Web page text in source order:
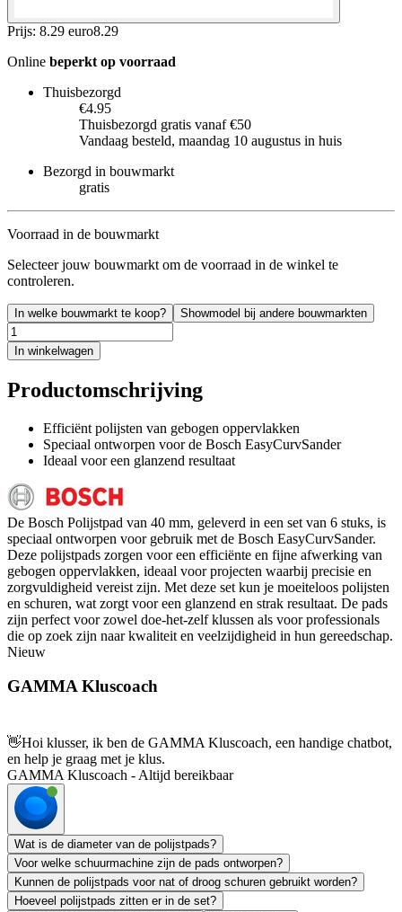
Prijs: 8.29 euro8.29
Online beperkt op voorraad
Thuisbezorgd
€4.95
Thuisbezorgd gratis vanaf €50
Vandaag besteld, maandag 10 augustus in huis
Bezorgd in bouwmarkt
gratis
Voorraad in de bouwmarkt
Selecteer jouw bouwmarkt om de voorraad in de winkel te
controleren.
In welke bouwmarkt te koop? Showmodel bij andere bouwmarkten
In winkelwagen
Productomschrijving
Efficiënt polijsten van gebogen oppervlakken
Speciaal ontworpen voor de Bosch EasyCurvSander
Ideaal voor een glanzend resultaat
De Bosch Polijstpad van 40 mm, geleverd in een set van 6 stuks, is
speciaal ontworpen voor gebruik met de Bosch EasyCurvSander.
Deze polijstpads zorgen voor een efficiënte en fijne afwerking van
gebogen oppervlakken, ideaal voor projecten waarbij precisie en
zorgvuldigheid vereist zijn. Met deze set kun je moeiteloos polijsten
en schuren, wat zorgt voor een glanzend en strak resultaat. De pads
zijn perfect voor zowel doe-het-zelf klussen als voor professionals
die op zoek zijn naar kwaliteit en veelzijdigheid in hun gereedschap.
Nieuw
GAMMA Kluscoach
👋Hoi klusser, ik ben de GAMMA Kluscoach, een handige chatbot,
en help je graag met je klus.
GAMMA Kluscoach - Altijd bereikbaar
Wat is de diameter van de polijstpads?
Voor welke schuurmachine zijn de pads ontworpen?
Kunnen de polijstpads voor nat of droog schuren gebruikt worden?
Hoeveel polijstpads zitten er in de set?